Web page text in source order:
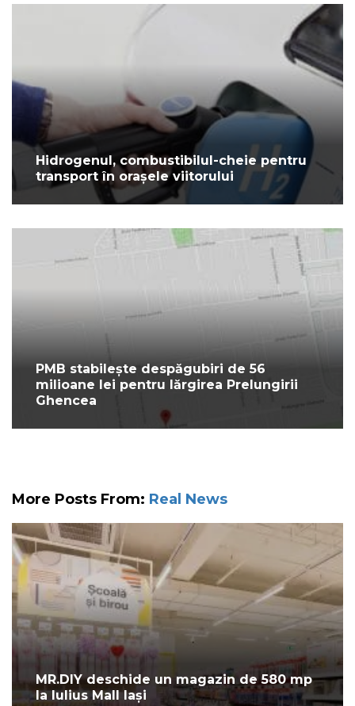
Hidrogenul, combustibilul-cheie pentru
transport în orașele viitorului
PMB stabilește despăgubiri de 56
milioane lei pentru lărgirea Prelungirii
Ghencea
More Posts From: Real News
MR.DIY deschide un magazin de 580 mp
la Iulius Mall Iași